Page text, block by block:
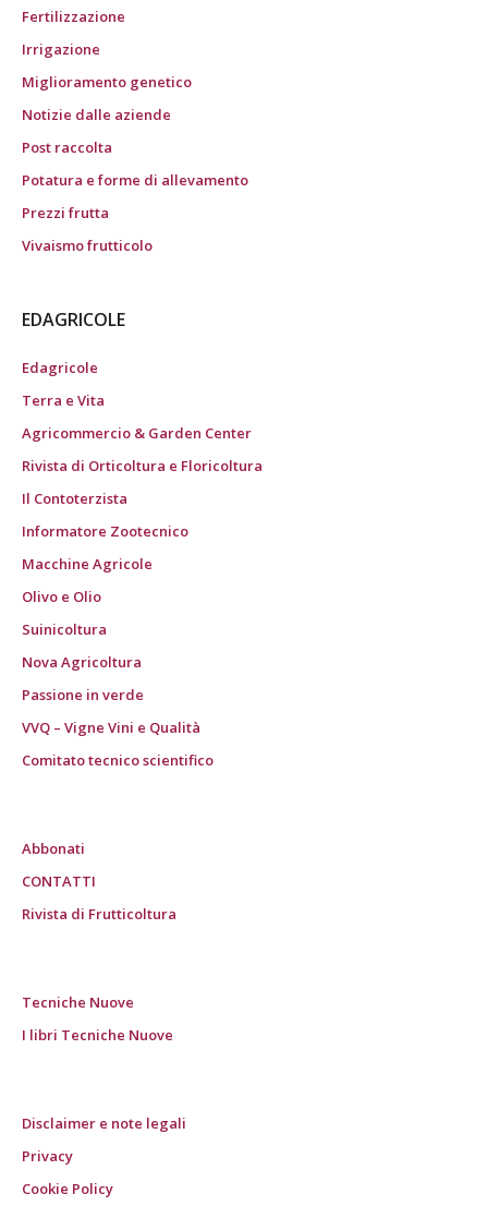
Fertilizzazione
Irrigazione
Miglioramento genetico
Notizie dalle aziende
Post raccolta
Potatura e forme di allevamento
Prezzi frutta
Vivaismo frutticolo
EDAGRICOLE
Edagricole
Terra e Vita
Agricommercio & Garden Center
Rivista di Orticoltura e Floricoltura
Il Contoterzista
Informatore Zootecnico
Macchine Agricole
Olivo e Olio
Suinicoltura
Nova Agricoltura
Passione in verde
VVQ – Vigne Vini e Qualità
Comitato tecnico scientifico
Abbonati
CONTATTI
Rivista di Frutticoltura
Tecniche Nuove
I libri Tecniche Nuove
Disclaimer e note legali
Privacy
Cookie Policy